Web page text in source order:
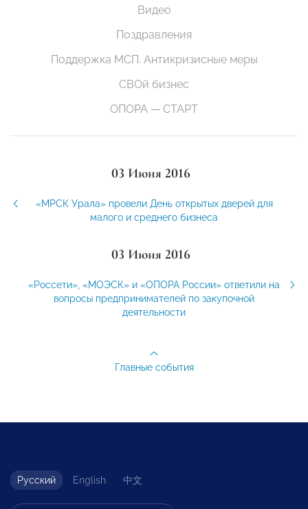
Видео
Поздравления
Поддержка МСП. Антикризисные меры
СВОй бизнес
ОПОРА — СТАРТ
03 Июня 2016
«МРСК Урала» провели День открытых дверей для
малого и среднего бизнеса
03 Июня 2016
«Россети», «МОЭСК» и «ОПОРА России» ответили на
вопросы предпринимателей по закупочной
деятельности
Главные события
Русский English 中文